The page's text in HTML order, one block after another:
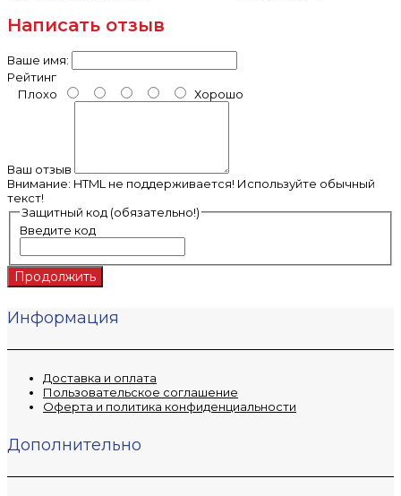
Написать отзыв
Ваше имя:
Рейтинг
Плохо
Хорошо
Ваш отзыв
Внимание: HTML не поддерживается! Используйте обычный
текст!
Защитный код (обязательно!)
Введите код
Продолжить
Информация
Доставка и оплата
Пользовательское соглашение
Оферта и политика конфиденциальности
Дополнительно